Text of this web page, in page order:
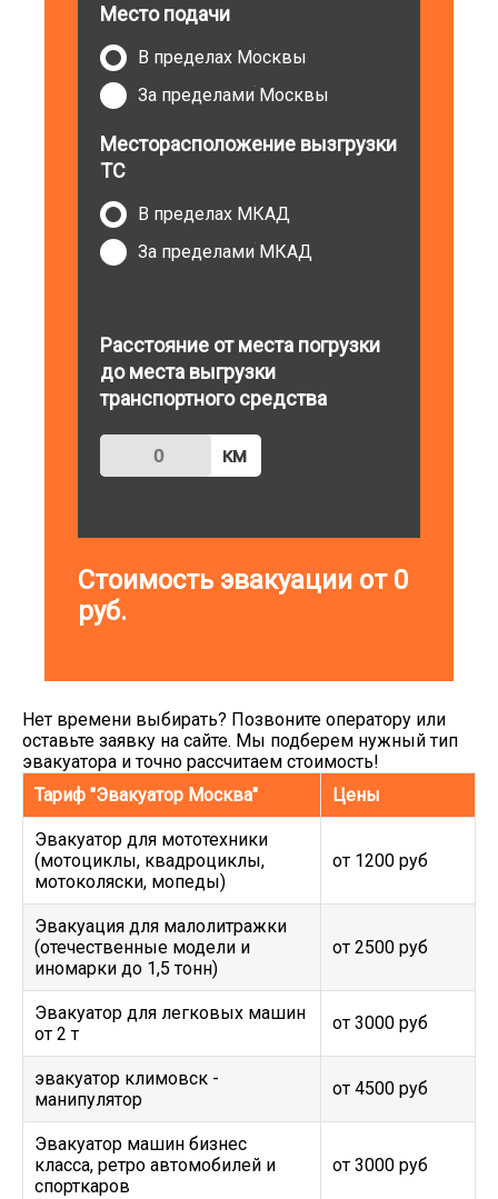
Место подачи
В пределах Москвы
За пределами Москвы
Месторасположение вызгрузки
ТС
В пределах МКАД
За пределами МКАД
Расстояние от места погрузки
до места выгрузки
транспортного средства
км
Стоимость эвакуации от 0
руб.
Нет времени выбирать? Позвоните оператору или
оставьте заявку на сайте. Мы подберем нужный тип
эвакуатора и точно рассчитаем стоимость!
Тариф "Эвакуатор Москва"
Цены
Эвакуатор для мототехники
(мотоциклы, квадроциклы,
мотоколяски, мопеды)
от 1200 руб
Эвакуация для малолитражки
(отечественные модели и
иномарки до 1,5 тонн)
от 2500 руб
Эвакуатор для легковых машин
от 2 т
от 3000 руб
эвакуатор климовск -
манипулятор
от 4500 руб
Эвакуатор машин бизнес
класса, ретро автомобилей и
спорткаров
от 3000 руб